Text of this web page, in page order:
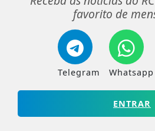
favorito de
Telegram Whatsapp
ENTRAR